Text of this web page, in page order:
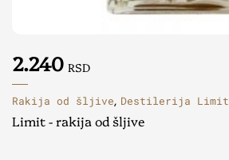
2.240 RSD
Rakija od šljive, Destilerija Limit
Limit - rakija od šljive